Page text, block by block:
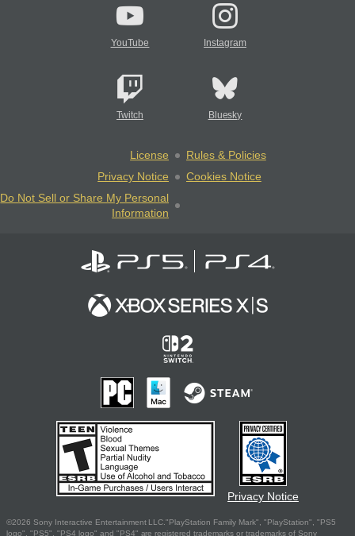
YouTube Instagram
Twitch Bluesky
License
Rules & Policies
Privacy Notice
Cookies Notice
Do Not Sell or Share My Personal
Information
Privacy Notice
©2026 Sony Interactive Entertainment LLC."PlayStation Family Mark", "PlayStation", "PS5
logo", "PS5", "PS4 logo" and "PS4" are registered trademarks or trademarks of Sony